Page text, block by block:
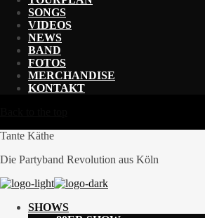
SONGS
VIDEOS
NEWS
BAND
FOTOS
MERCHANDISE
KONTAKT
Tante Käthe
Die Partyband Revolution aus Köln
SHOWS